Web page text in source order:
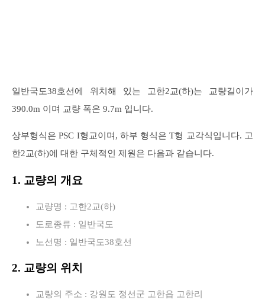
일반국도38호선에 위치해 있는 고한2교(하)는 교량길이가
390.0m 이며 교량 폭은 9.7m 입니다.
상부형식은 PSC I형교이며, 하부 형식은 T형 교각식입니다. 고
한2교(하)에 대한 구체적인 제원은 다음과 같습니다.
1. 교량의 개요
교량명 : 고한2교(하)
도로종류 : 일반국도
노선명 : 일반국도38호선
2. 교량의 위치
교량의 주소 : 강원도 정선군 고한읍 고한리